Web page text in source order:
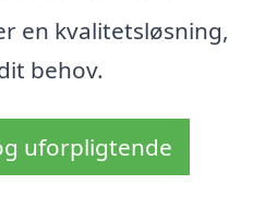
en kvalitetsløsning,
behov.
uforpligtende